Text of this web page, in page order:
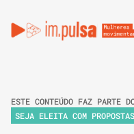
ESTE CONTEÚDO FAZ PARTE
SEJA ELEITA COM